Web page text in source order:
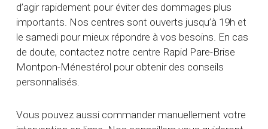
d’agir rapidement pour éviter des dommages plus
importants. Nos centres sont ouverts jusqu’à 19h et
le samedi pour mieux répondre à vos besoins. En cas
de doute, contactez notre centre Rapid Pare-Brise
Montpon-Ménestérol pour obtenir des conseils
personnalisés.
Vous pouvez aussi commander manuellement votre